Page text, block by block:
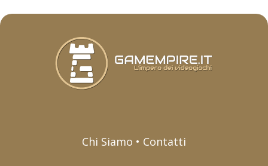
Chi Siamo • Contatti